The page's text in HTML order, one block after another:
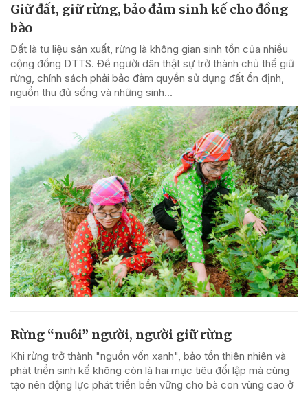
Giữ đất, giữ rừng, bảo đảm sinh kế cho đồng
bào
Đất là tư liệu sản xuất, rừng là không gian sinh tồn của nhiều
cộng đồng DTTS. Để người dân thật sự trở thành chủ thể giữ
rừng, chính sách phải bảo đảm quyền sử dụng đất ổn định,
nguồn thu đủ sống và những sinh...
Rừng “nuôi” người, người giữ rừng
Khi rừng trở thành "nguồn vốn xanh", bảo tồn thiên nhiên và
phát triển sinh kế không còn là hai mục tiêu đối lập mà cùng
tạo nên động lực phát triển bền vững cho bà con vùng cao ở